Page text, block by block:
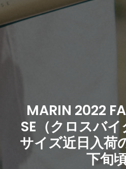
MARIN 2022
SE（クロスバ
サイズ近日入荷
下旬